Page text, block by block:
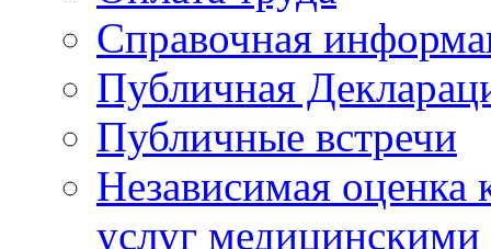
Справочная
Публичная
Публичные встречи
Независимая оценка
услуг